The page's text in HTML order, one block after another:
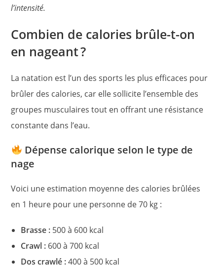
l’intensité.
Combien de calories brûle-t-on
en nageant ?
La natation est l’un des sports les plus efficaces pour
brûler des calories, car elle sollicite l’ensemble des
groupes musculaires tout en offrant une résistance
constante dans l’eau.
Dépense calorique selon le type de
nage
Voici une estimation moyenne des calories brûlées
en 1 heure pour une personne de 70 kg :
Brasse : 500 à 600 kcal
Crawl : 600 à 700 kcal
Dos crawlé :400 à 500 kcal